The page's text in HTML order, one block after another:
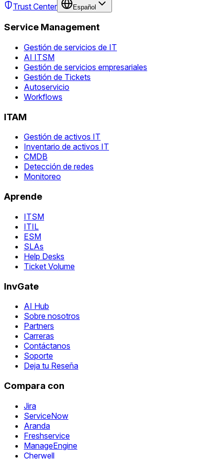
Trust Center Español
Service Management
Gestión de servicios de IT
AI ITSM
Gestión de servicios empresariales
Gestión de Tickets
Autoservicio
Workflows
ITAM
Gestión de activos IT
Inventario de activos IT
CMDB
Detección de redes
Monitoreo
Aprende
ITSM
ITIL
ESM
SLAs
Help Desks
Ticket Volume
InvGate
AI Hub
Sobre nosotros
Partners
Carreras
Contáctanos
Soporte
Deja tu Reseña
Compara con
Jira
ServiceNow
Aranda
Freshservice
ManageEngine
Cherwell